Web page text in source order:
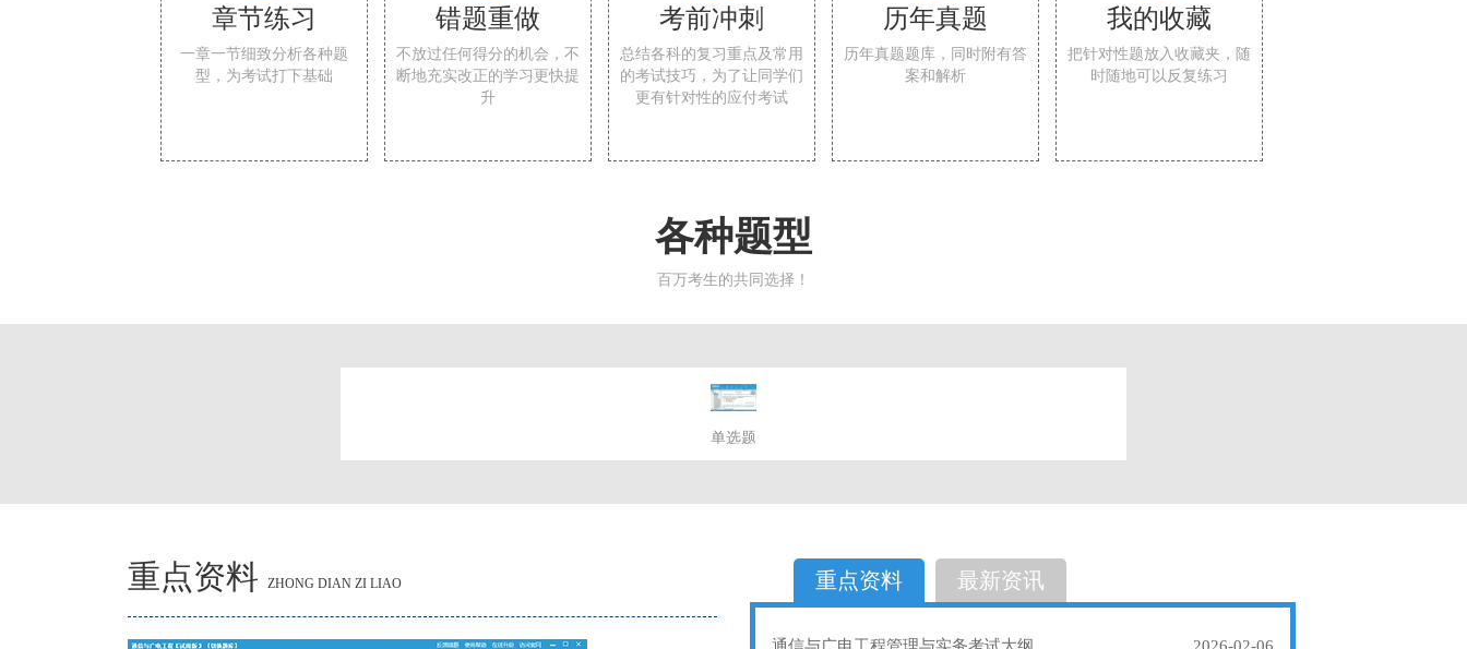
章节练习
一章一节细致分析各种题
型，为考试打下基础
错题重做
不放过任何得分的机会，不
断地充实改正的学习更快提
升
考前冲刺
总结各科的复习重点及常用
的考试技巧，为了让同学们
更有针对性的应付考试
历年真题
历年真题题库，同时附有答
案和解析
我的收藏
把针对性题放入收藏夹，随
时随地可以反复练习
各种题型
百万考生的共同选择！
单选题
选择题
重点资料 ZHONG DIAN ZI LIAO 重点资料 最新资讯